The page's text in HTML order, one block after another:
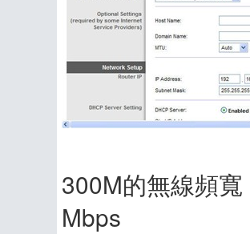
300M的無線頻
Mbps